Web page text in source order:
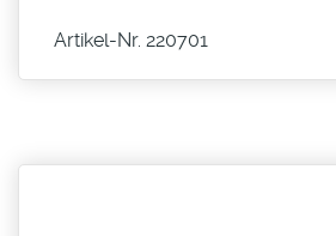
Artikel-Nr. 220701